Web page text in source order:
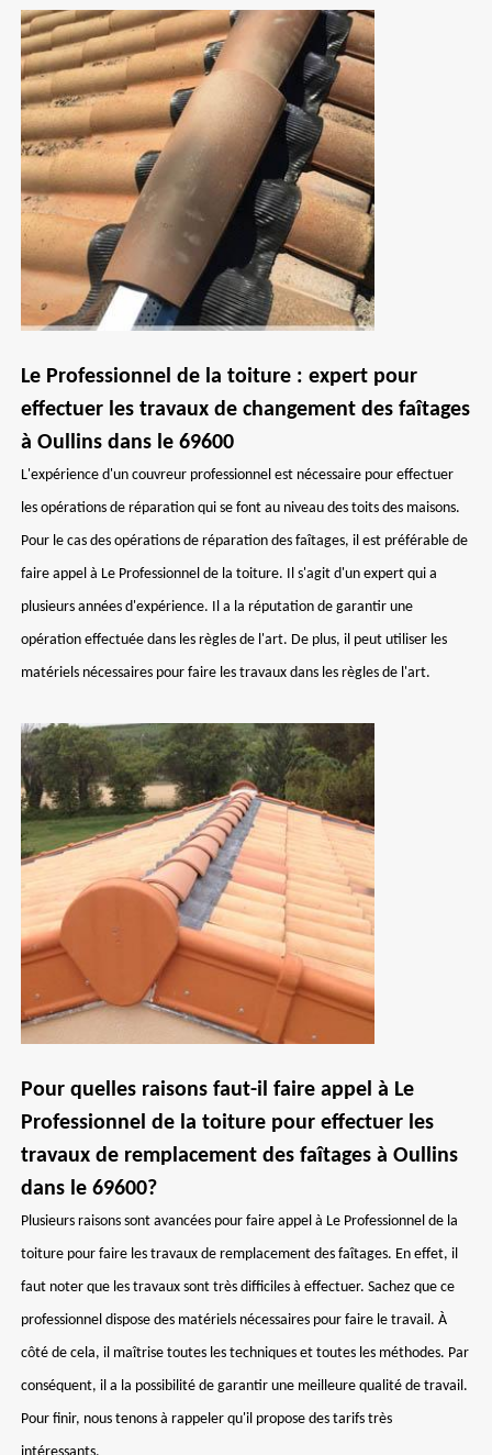
Le Professionnel de la toiture : expert pour
effectuer les travaux de changement des faîtages
à Oullins dans le 69600
L'expérience d'un couvreur professionnel est nécessaire pour effectuer
les opérations de réparation qui se font au niveau des toits des maisons.
Pour le cas des opérations de réparation des faîtages, il est préférable de
faire appel à Le Professionnel de la toiture. Il s'agit d'un expert qui a
plusieurs années d'expérience. Il a la réputation de garantir une
opération effectuée dans les règles de l'art. De plus, il peut utiliser les
matériels nécessaires pour faire les travaux dans les règles de l'art.
Pour quelles raisons faut-il faire appel à Le
Professionnel de la toiture pour effectuer les
travaux de remplacement des faîtages à Oullins
dans le 69600?
Plusieurs raisons sont avancées pour faire appel à Le Professionnel de la
toiture pour faire les travaux de remplacement des faîtages. En effet, il
faut noter que les travaux sont très difficiles à effectuer. Sachez que ce
professionnel dispose des matériels nécessaires pour faire le travail. À
côté de cela, il maîtrise toutes les techniques et toutes les méthodes. Par
conséquent, il a la possibilité de garantir une meilleure qualité de travail.
Pour finir, nous tenons à rappeler qu'il propose des tarifs très